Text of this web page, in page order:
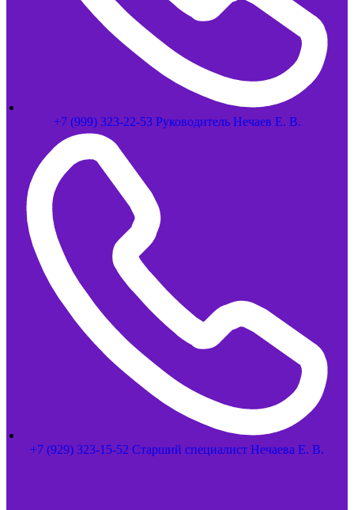
+7 (999) 323-22-53 Руководитель Нечаев Е. В.
+7 (929) 323-15-52 Старший специалист Нечаева Е. В.